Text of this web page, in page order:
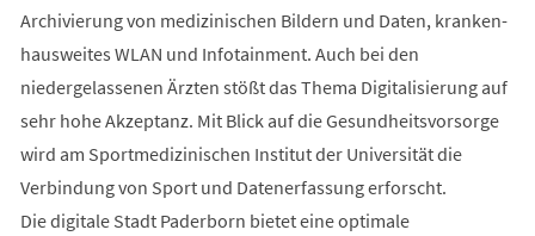
Archivierung von medizinischen Bildern und Daten, kranken-
hausweites WLAN und Infotainment. Auch bei den
niedergelassenen Ärzten stößt das Thema Digitalisierung auf
sehr hohe Akzeptanz. Mit Blick auf die Gesundheitsvorsorge
wird am Sportmedizinischen Institut der Universität die
Verbindung von Sport und Datenerfassung erforscht.
Die digitale Stadt Paderborn bietet eine optimale